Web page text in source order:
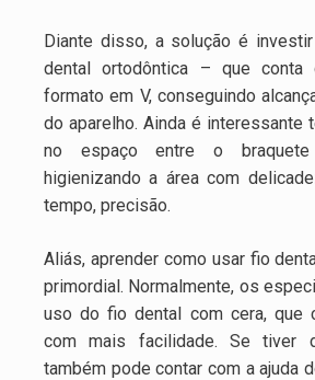
Diante disso, a solução é
dental ortodôntica – que conta
formato em V, conseguindo
do aparelho. Ainda é interessante
no espaço entre o
higienizando a área com
tempo, precisão.
Aliás, aprender como usar fio
primordial. Normalmente, os
uso do fio dental com cera, que
com mais facilidade. Se tiver
também pode contar com a ajuda